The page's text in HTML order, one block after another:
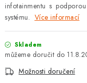
Cookies a podmínky
Podmínky ochrany
infotainmentu s
systému. Více informací
Skladem
Možnosti doručení